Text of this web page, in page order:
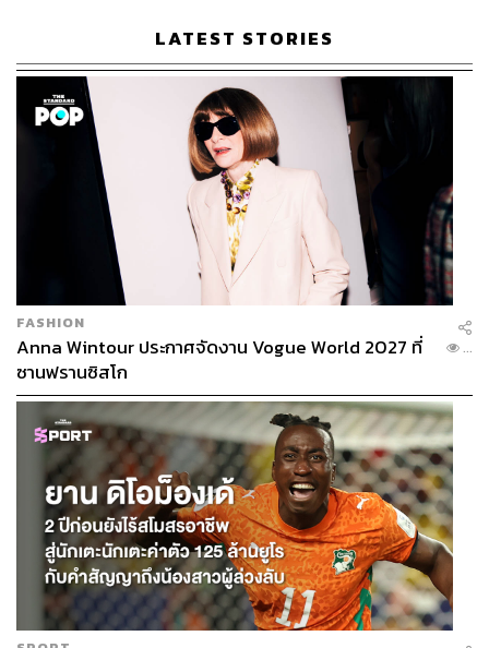
LATEST STORIES
FASHION
Anna Wintour ประกาศจัดงาน Vogue World 2027 ที่
ซานฟรานซิสโก
...